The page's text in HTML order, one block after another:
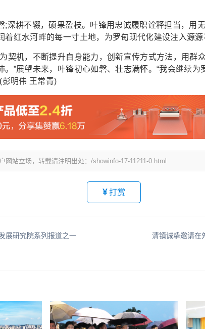
耕不辍，硕果盈枝。叶锋用忠诚履职诠释担当，用
着红水河畔的每一寸土地，为罗甸现代化建设注入源源
机，不断提升自身能力，创新宣传方式方法，用群
。”展望未来，叶锋初心如磐、壮志满怀。“我会继续
彭明伟 王常青)
网站立场，转载请注明出处：/showinfo-17-11211-0.html
打赏
展研究院系列报道之一 清镇诚挚邀请在